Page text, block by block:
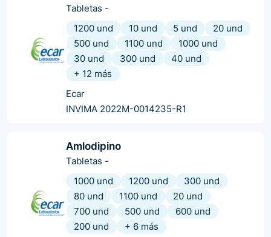
Tabletas -
1200 und
10 und 5 und
20 und
500 und
1100 und
1000 und
30 und
300 und
40 und
+ 12 más
Ecar
INVIMA 2022M-0014235-R1
Amlodipino
Tabletas -
1000 und
1200 und
300 und
80 und
1100 und
20 und
700 und
500 und
600 und
200 und
+ 6 más